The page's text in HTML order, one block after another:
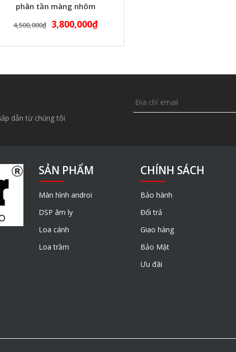
phân tần màng nhôm
4,500,000₫ 3,800,000₫
dẫn từ chúng tôi
SẢN PHẨM
Màn hình androi
DSP âm ly
Loa cánh
Loa trầm
CHÍNH SÁCH
Bảo hành
Đổi trả
Giao hàng
Bảo Mật
Ưu đãi